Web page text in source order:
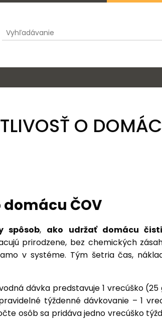
O
ČOV
spôsob, ako udržať domácu
prirodzene, bez chemických
v systéme. Tým šetria čas,
dávka predstavuje 1 vrecúško
týždenné dávkovanie – 1
osôb sa pridáva jedno vrecúško